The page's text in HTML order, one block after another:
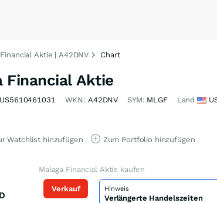
Aktie | A42DNV Chart
Financial Aktie
US5610461031 WKN: A42DNV SYM: MLGF Land
Watchlist hinzufügen Zum Portfolio hinzufügen
Malaga Financial Aktie kaufen
Verkauf Hinweis
Verlängerte Handelszeiten